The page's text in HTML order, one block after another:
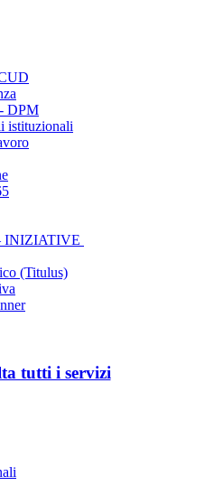
DPM
istituzionali
INIZIATIVE
(Titulus)
tutti i servizi